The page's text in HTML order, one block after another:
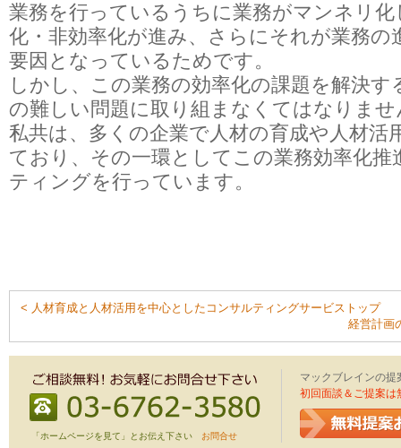
業務を行っているうちに業務がマンネリ化
化・非効率化が進み、さらにそれが業務の
要因となっているためです。
しかし、この業務の効率化の課題を解決
の難しい問題に取り組まなくてはなりませ
私共は、多くの企業で人材の育成や人材活
ており、その一環としてこの業務効率化推
ティングを行っています。
< 人材育成と人材活用を中心としたコンサルティングサービストップ
経営計画
マックブレインの
初回面談＆ご提案は
「ホームページを見て」とお伝え下さい お問合せ